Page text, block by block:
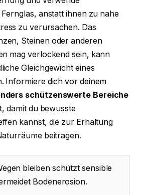
anstatt ihnen zu nahe
zu verursachen. Das
Steinen oder anderen
mag verlockend sein, kann
Gleichgewicht eines
Informiere dich vor deinem
schützenswerte Bereiche
damit du bewusste
kannst, die zur Erhaltung
beitragen.
bleiben schützt sensible
Bodenerosion.